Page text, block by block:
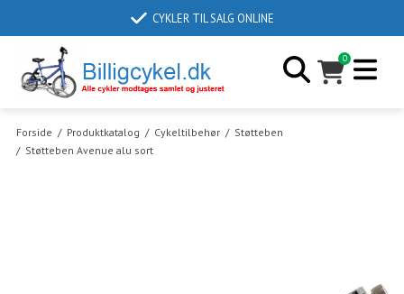
CYKLER TIL SALG ONLINE
0
Forside / Produktkatalog / Cykeltilbehør / Støtteben
/ Støtteben Avenue alu sort